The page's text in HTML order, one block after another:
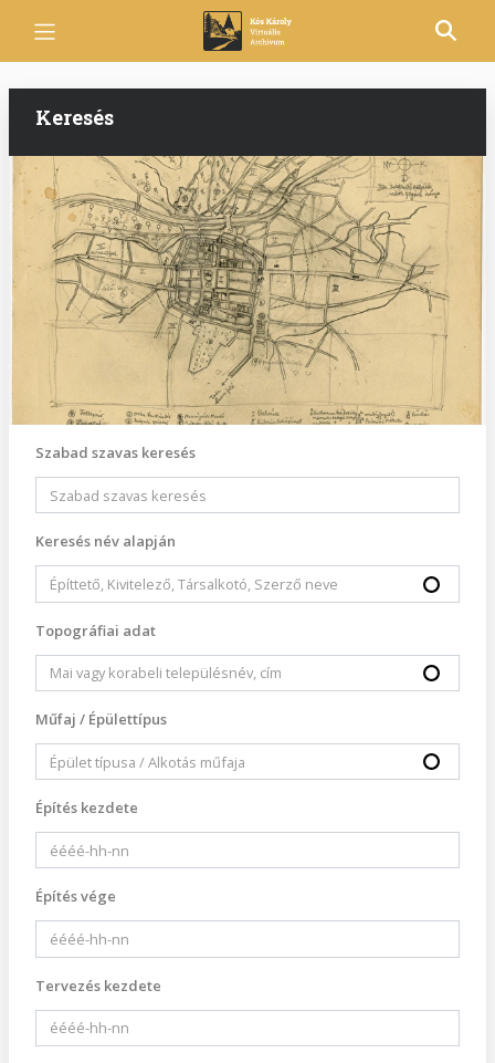
Keresés
Szabad szavas keresés
Keresés név alapján
Topográfiai adat
Műfaj / Épülettípus
Építés kezdete
Építés vége
Tervezés kezdete